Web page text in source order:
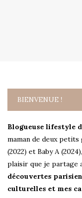
BIENVENUE !
Blogueuse lifestyle
maman de deux petits
(2022) et Baby A
plaisir que je partage
découvertes
culturelles et mes